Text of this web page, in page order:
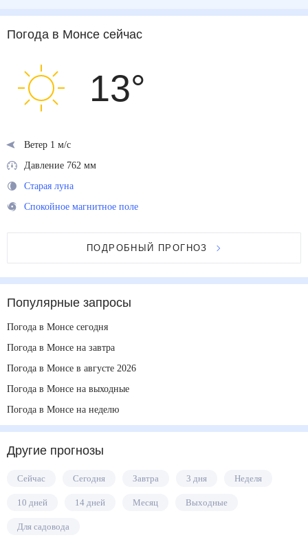
Погода в Монсесейчас
13°
Ветер 1 м/с
Давление 762 мм
Старая луна
Спокойное магнитное поле
ПОДРОБНЫЙ ПРОГНОЗ
Популярные запросы
Погода в Монсе сегодня
Погода в Монсе на завтра
Погода в Монсе в августе 2026
Погода в Монсе на выходные
Погода в Монсе на неделю
Другие прогнозы
Сейчас Сегодня Завтра 3 дня Неделя
10 дней 14 дней Месяц Выходные
Для садовода